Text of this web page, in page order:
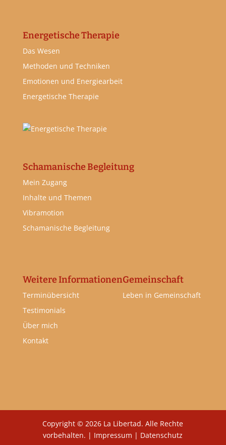
Energetische Therapie
Das Wesen
Methoden und Techniken
Emotionen und Energiearbeit
Energetische Therapie
Schamanische Begleitung
Mein Zugang
Inhalte und Themen
Vibramotion
Schamanische Begleitung
Weitere Informationen
Terminübersicht
Testimonials
Über mich
Kontakt
Gemeinschaft
Leben in Gemeinschaft
Copyright © 2026 La Libertad. Alle Rechte
vorbehalten. | Impressum | Datenschutz